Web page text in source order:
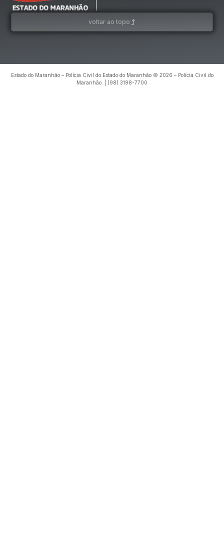
voltar ao topo
Estado do Maranhão – Polícia Civil do Estado do Maranhão © 2026 – Polícia Civil do
Maranhão. | (98) 3198-7700